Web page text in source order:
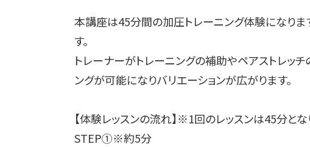
本講座は45分間の加圧トレーニング体験になりま
す。
トレーナーがトレーニングの補助やペアストレッ
ングが可能になりバリエーションが広がります。
【体験レッスンの流れ】※1回のレッスンは45分と
STEP①※約5分